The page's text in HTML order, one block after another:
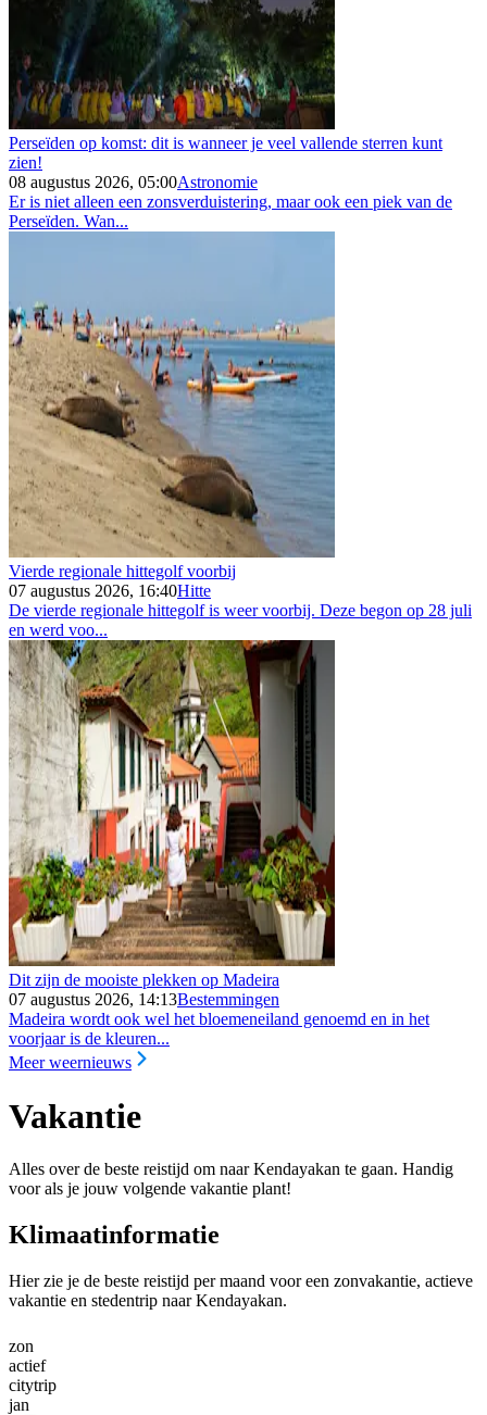
Perseïden op komst: dit is wanneer je veel vallende sterren kunt
zien!
08 augustus 2026, 05:00Astronomie
Er is niet alleen een zonsverduistering, maar ook een piek van de
Perseïden. Wan...
Vierde regionale hittegolf voorbij
07 augustus 2026, 16:40Hitte
De vierde regionale hittegolf is weer voorbij. Deze begon op 28 juli
en werd voo...
Dit zijn de mooiste plekken op Madeira
07 augustus 2026, 14:13Bestemmingen
Madeira wordt ook wel het bloemeneiland genoemd en in het
voorjaar is de kleuren...
Meer weernieuws
Vakantie
Alles over de beste reistijd om naar Kendayakan te gaan. Handig
voor als je jouw volgende vakantie plant!
Klimaatinformatie
Hier zie je de beste reistijd per maand voor een zonvakantie, actieve
vakantie en stedentrip naar Kendayakan.
zon
actief
citytrip
jan